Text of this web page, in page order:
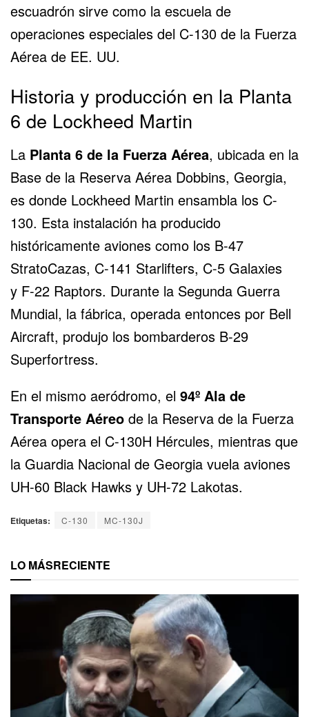
escuadrón sirve como la escuela de
operaciones especiales del C-130 de la Fuerza
Aérea de EE. UU.
Historia y producción en la Planta
6 de Lockheed Martin
La Planta 6 de la Fuerza Aérea, ubicada en la
Base de la Reserva Aérea Dobbins, Georgia,
es donde Lockheed Martin ensambla los C-
130. Esta instalación ha producido
históricamente aviones como los B-47
StratoCazas, C-141 Starlifters, C-5 Galaxies
y F-22 Raptors. Durante la Segunda Guerra
Mundial, la fábrica, operada entonces por Bell
Aircraft, produjo los bombarderos B-29
Superfortress.
En el mismo aeródromo, el 94º Ala de
Transporte Aéreo de la Reserva de la Fuerza
Aérea opera el C-130H Hércules, mientras que
la Guardia Nacional de Georgia vuela aviones
UH-60 Black Hawks y UH-72 Lakotas.
Etiquetas: C-130 MC-130J
LO MÁSRECIENTE